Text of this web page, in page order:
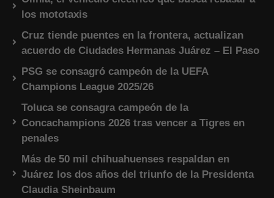
los mototaxis
Cruz tiende puentes en la frontera, actualizan
acuerdo de Ciudades Hermanas Juárez – El Paso
PSG se consagró campeón de la UEFA
Champions League 2025/26
Toluca se consagra campeón de la
Concachampions 2026 tras vencer a Tigres en
penales
Más de 50 mil chihuahuenses respaldan en
Juárez los dos años del triunfo de la Presidenta
Claudia Sheinbaum